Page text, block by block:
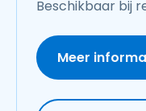
Beschikbaar bij
Meer